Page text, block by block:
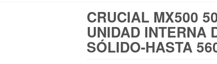
CRUCIAL MX500
UNIDAD INTERNA
SÓLIDO-HASTA